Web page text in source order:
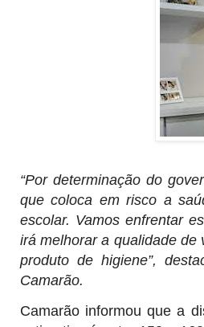
“Por determinação do
que coloca em risco a
escolar. Vamos enfrentar
irá melhorar a qualidade de
produto de higiene”,
Camarão.
Camarão informou que a